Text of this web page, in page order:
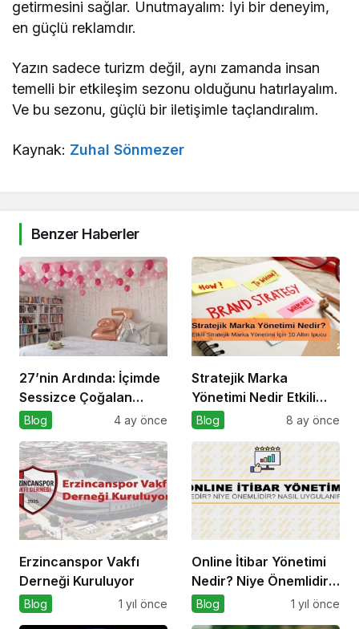
getirmesini sağlar. Unutmayalım: İyi bir deneyim,
en güçlü reklamdır.
Yazın sadece turizm değil, aynı zamanda insan
temelli bir etkileşim sezonu olduğunu hatırlayalım.
Ve bu sezonu, güçlü bir iletişimle taçlandıralım.
Kaynak: Zuhal Sönmezer
Benzer Haberler
27’nin Ardında: İçimde
Sessizce Çoğalan
Hayat
Blog 4 ay önce
Stratejik Marka
Yönetimi Nedir Etkili
Stratejik Marka
İpucu
Blog 8 ay önce
Erzincanspor Vakfı
Derneği Kuruluyor
Blog 1 yıl önce
Online İtibar Yönetimi
Nedir? Niye Önemlidir?
Online İtibar Yönetimi
Blog 1 yıl önce